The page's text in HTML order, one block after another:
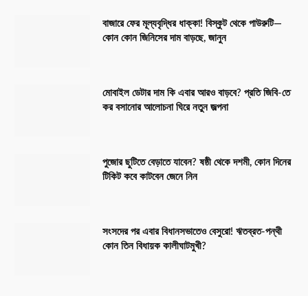
বাজারে ফের মূল্যবৃদ্ধির ধাক্কা! বিস্কুট থেকে পাউরুটি—
কোন কোন জিনিসের দাম বাড়ছে, জানুন
মোবাইল ডেটার দাম কি এবার আরও বাড়বে? প্রতি জিবি-তে
কর বসানোর আলোচনা ঘিরে নতুন জল্পনা
পুজোর ছুটিতে বেড়াতে যাবেন? ষষ্ঠী থেকে দশমী, কোন দিনের
টিকিট কবে কাটবেন জেনে নিন
সংসদের পর এবার বিধানসভাতেও বেসুরো! ঋতব্রত-পন্থী
কোন তিন বিধায়ক কালীঘাটমুখী?